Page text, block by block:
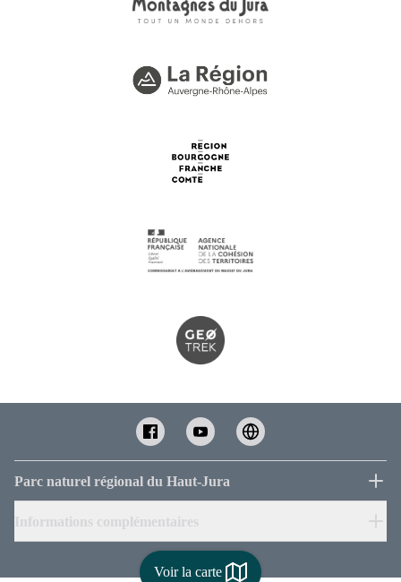
Voir la carte
Parc naturel régional du Haut-Jura
Informations complémentaires